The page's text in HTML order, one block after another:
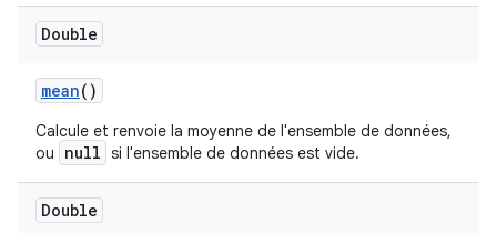
Double
mean()
Calcule et renvoie la moyenne de l'ensemble de données,
ou
null si l'ensemble de données est vide.
Double